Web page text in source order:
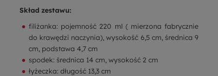
Skład zestawu:
filiżanka: pojemność 220 ml ( mierzona fabrycznie
do krawędzi naczynia), wysokość 6,5 cm, średnica 9
cm, podstawa 4,7 cm
spodek: średnica 14 cm, wysokość 2 cm
łyżeczka: długość 13,3 cm